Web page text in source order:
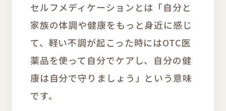
セルフメディケーションとは「自分と
家族の体調や健康をもっと身近に感じ
て、軽い不調が起こった時にはOTC医
薬品を使って自分でケアし、自分の健
康は自分で守りましょう」という意味
です。